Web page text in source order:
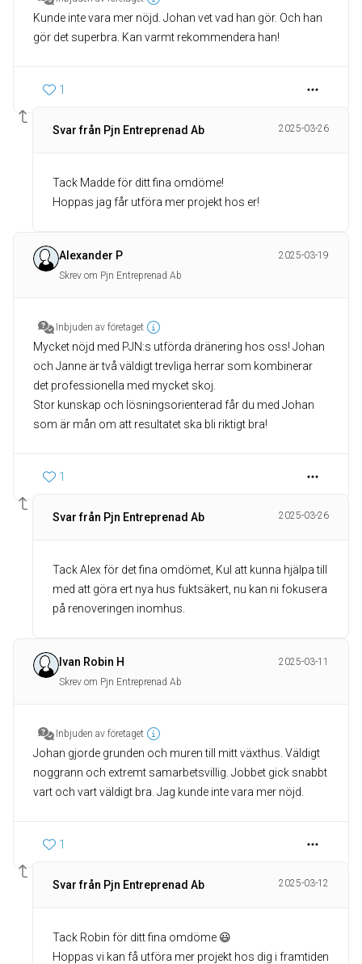
Kunde inte vara mer nöjd. Johan vet vad han gör. Och han
gör det superbra. Kan varmt rekommendera han!
1
Svar från Pjn Entreprenad Ab 2025-03-26
Tack Madde för ditt fina omdöme!
Hoppas jag får utföra mer projekt hos er!
Alexander P
2025-03-19
Skrev om Pjn Entreprenad Ab
Inbjuden av företaget
Mycket nöjd med PJN:s utförda dränering hos oss! Johan
och Janne är två väldigt trevliga herrar som kombinerar
det professionella med mycket skoj.
Stor kunskap och lösningsorienterad får du med Johan
1
Svar från Pjn Entreprenad Ab 2025-03-26
Tack Alex för det fina omdömet, Kul att kunna hjälpa till
med att göra ert nya hus fuktsäkert, nu kan ni fokusera
på renoveringen inomhus.
Ivan Robin H
2025-03-11
Skrev om Pjn Entreprenad Ab
Inbjuden av företaget
Johan gjorde grunden och muren till mitt växthus. Väldigt
noggrann och extremt samarbetsvillig. Jobbet gick snabbt
vart och vart väldigt bra. Jag kunde inte vara mer nöjd.
1
Svar från Pjn Entreprenad Ab 2025-03-12
Tack Robin för ditt fina omdöme 😃
Hoppas vi kan få utföra mer projekt hos dig i framtiden